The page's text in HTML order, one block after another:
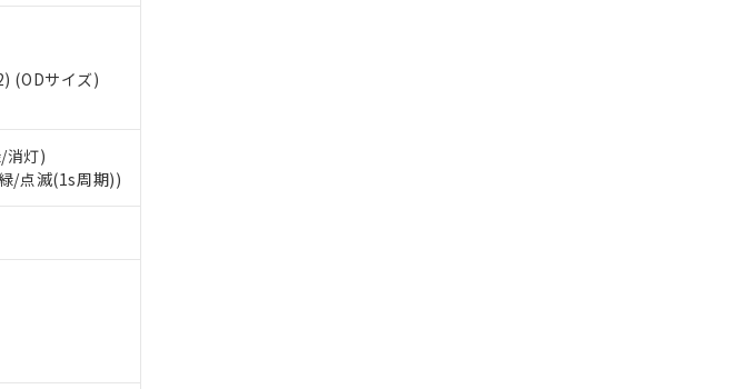
(ODサイズ)
消灯)
/点滅(1s周期))
た製品が提供可能な商品です。
製品に切り替える予定のある商品です。
応の商品で、対応品を出す予定はありません。
状況を調査中または確認中の商品です。
係のない商品です。
有品と判明した場合などやむを得ず変更すること
以下、
以下、ポリ臭化ジフェニルエーテル類(PBDE) 1000ppm以下、
タル酸ブチルベンジル（BBP） 1000ppm以下、フタル酸ジブチ
下
ていることを示します。
い。
、 BBP(フタル酸ブチルベンジル) : 1000ppm、